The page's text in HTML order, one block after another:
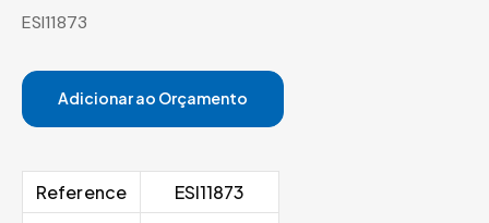
ESI11873
Adicionar ao Orçamento
Reference
ESI11873